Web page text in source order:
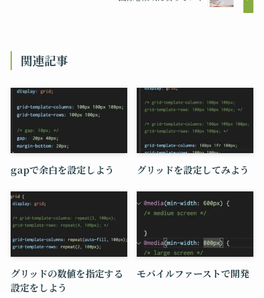
関連記事
gapで余白を設定しよう グリッドを設定してみよう
グリッドの数値を指定する
設定をしよう
モバイルファーストで開発